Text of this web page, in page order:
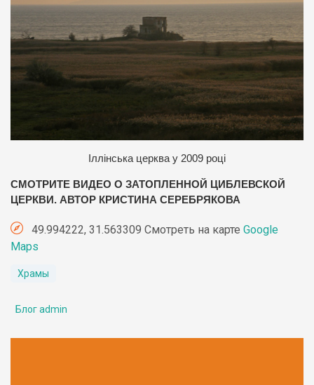
Іллінська церква у 2009 році
СМОТРИТЕ ВИДЕО О ЗАТОПЛЕННОЙ ЦИБЛЕВСКОЙ
ЦЕРКВИ. АВТОР КРИСТИНА СЕРЕБРЯКОВА
49.994222, 31.563309 Смотреть на карте Google
Maps
Храмы
Блог admin